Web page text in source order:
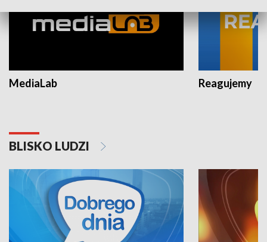
MediaLab Reagujemy
BLISKO LUDZI